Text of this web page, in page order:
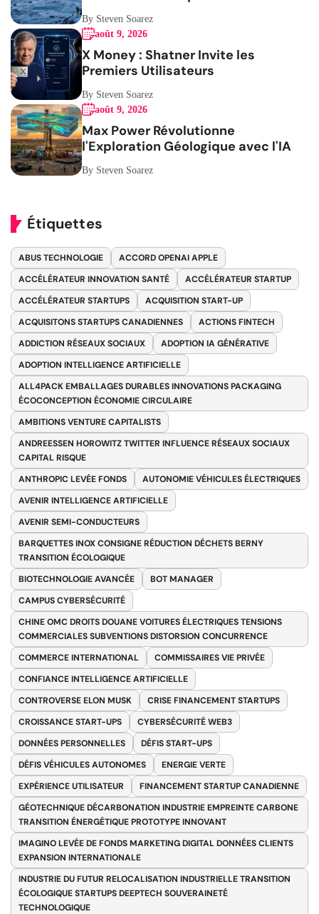
By Steven Soarez
août 9, 2026
X Money : Shatner Invite les
Premiers Utilisateurs
By Steven Soarez
août 9, 2026
Max Power Révolutionne
l'Exploration Géologique avec l'IA
By Steven Soarez
Étiquettes
ABUS TECHNOLOGIE
ACCORD OPENAI APPLE
ACCÉLÉRATEUR INNOVATION SANTÉ
ACCÉLÉRATEUR STARTUP
ACCÉLÉRATEUR STARTUPS
ACQUISITION START-UP
ACQUISITONS STARTUPS CANADIENNES
ACTIONS FINTECH
ADDICTION RÉSEAUX SOCIAUX
ADOPTION IA GÉNÉRATIVE
ADOPTION INTELLIGENCE ARTIFICIELLE
ALL4PACK EMBALLAGES DURABLES INNOVATIONS PACKAGING
ÉCOCONCEPTION ÉCONOMIE CIRCULAIRE
AMBITIONS VENTURE CAPITALISTS
ANDREESSEN HOROWITZ TWITTER INFLUENCE RÉSEAUX SOCIAUX
CAPITAL RISQUE
ANTHROPIC LEVÉE FONDS
AUTONOMIE VÉHICULES ÉLECTRIQUES
AVENIR INTELLIGENCE ARTIFICIELLE
AVENIR SEMI-CONDUCTEURS
BARQUETTES INOX CONSIGNE RÉDUCTION DÉCHETS BERNY
TRANSITION ÉCOLOGIQUE
BIOTECHNOLOGIE AVANCÉE
BOT MANAGER
CAMPUS CYBERSÉCURITÉ
CHINE OMC DROITS DOUANE VOITURES ÉLECTRIQUES TENSIONS
COMMERCIALES SUBVENTIONS DISTORSION CONCURRENCE
COMMERCE INTERNATIONAL
COMMISSAIRES VIE PRIVÉE
CONFIANCE INTELLIGENCE ARTIFICIELLE
CONTROVERSE ELON MUSK
CRISE FINANCEMENT STARTUPS
CROISSANCE START-UPS
CYBERSÉCURITÉ WEB3
DONNÉES PERSONNELLES
DÉFIS START-UPS
DÉFIS VÉHICULES AUTONOMES
ENERGIE VERTE
EXPÉRIENCE UTILISATEUR
FINANCEMENT STARTUP CANADIENNE
GÉOTECHNIQUE DÉCARBONATION INDUSTRIE EMPREINTE CARBONE
TRANSITION ÉNERGÉTIQUE PROTOTYPE INNOVANT
IMAGINO LEVÉE DE FONDS MARKETING DIGITAL DONNÉES CLIENTS
EXPANSION INTERNATIONALE
INDUSTRIE DU FUTUR RELOCALISATION INDUSTRIELLE TRANSITION
ÉCOLOGIQUE STARTUPS DEEPTECH SOUVERAINETÉ
TECHNOLOGIQUE